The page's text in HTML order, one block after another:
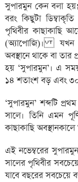
সুপারমুন কেন বলা
বরং কিছুটা
পৃথিবীর কাছাকাছি
(অ্যাপোজি)। যখন
অবস্থানে থাকে বা
হয় ‘সুপারমুন’। এ
১৪ শতাংশ বড় এবং ৩০
‘সুপারমুন’ শব্দটি
সালে। তিনি এমন
কাছাকাছি অবস্থানকালে
এই নভেম্বরের
সালের পৃথিবীর
যাবে বছরের সবচেয়ে